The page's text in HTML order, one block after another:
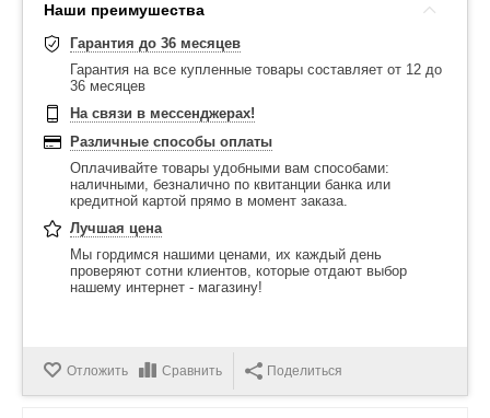
Наши преимушества
Гарантия до 36 месяцев
Гарантия на все купленные товары составляет от 12 до
36 месяцев
На связи в мессенджерах!
Различные способы оплаты
Оплачивайте товары удобными вам способами:
наличными, безналично по квитанции банка или
кредитной картой прямо в момент заказа.
Лучшая цена
Мы гордимся нашими ценами, их каждый день
проверяют сотни клиентов, которые отдают выбор
нашему интернет - магазину!
Отложить Сравнить Поделиться